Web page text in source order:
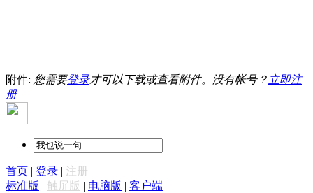
附件: 您需要登录才可以下载或查看附件。没有帐号？ 立即注
册
首页 | 登录 | 注册
标准版 | 触屏版 | 电脑版 | 客户端